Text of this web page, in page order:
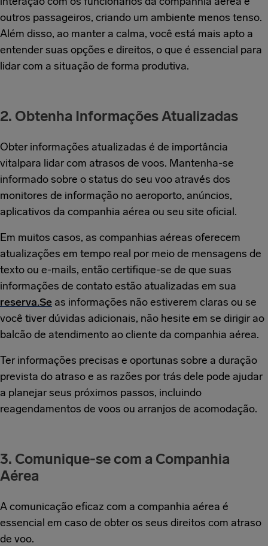
outros passageiros, criando um ambiente menos tenso.
Além disso, ao manter a calma, você está mais apto a
entender suas opções e direitos, o que é essencial para
lidar com a situação de forma produtiva.
2. Obtenha Informações Atualizadas
Obter informações atualizadas é de importância
vitalpara lidar com atrasos de voos. Mantenha-se
informado sobre o status do seu voo através dos
monitores de informação no aeroporto, anúncios,
aplicativos da companhia aérea ou seu site oficial.
Em muitos casos, as companhias aéreas oferecem
atualizações em tempo real por meio de mensagens de
texto ou e-mails, então certifique-se de que suas
informações de contato estão atualizadas em sua
reserva.Se as informações não estiverem claras ou se
você tiver dúvidas adicionais, não hesite em se dirigir ao
balcão de atendimento ao cliente da companhia aérea.
Ter informações precisas e oportunas sobre a duração
prevista do atraso e as razões por trás dele pode ajudar
a planejar seus próximos passos, incluindo
reagendamentos de voos ou arranjos de acomodação.
3. Comunique-se com a Companhia
Aérea
A comunicação eficaz com a companhia aérea é
essencial em caso de obter os seus direitos com atraso
de voo.